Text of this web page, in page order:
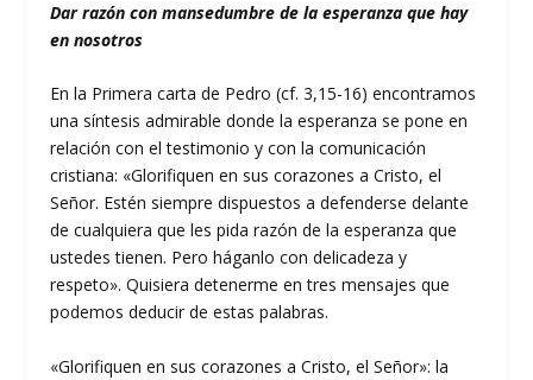
Dar razón con mansedumbre de la esperanza que hay
en nosotros
En la Primera carta de Pedro (cf. 3,15-16) encontramos
una síntesis admirable donde la esperanza se pone en
relación con el testimonio y con la comunicación
cristiana: «Glorifiquen en sus corazones a Cristo, el
Señor. Estén siempre dispuestos a defenderse delante
de cualquiera que les pida razón de la esperanza que
ustedes tienen. Pero háganlo con delicadeza y
respeto». Quisiera detenerme en tres mensajes que
podemos deducir de estas palabras.
«Glorifiquen en sus corazones a Cristo, el Señor»: la